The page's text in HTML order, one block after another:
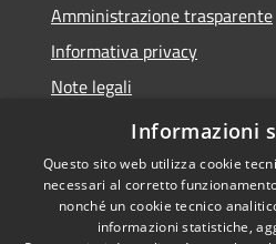
Amministrazione trasparente
Informativa privacy
Note legali
Dichiarazione di accessibilità
Informazioni
Questo sito web utilizza cookie
necessari al corretto
nonché un cookie tecnico
informazioni statistiche,